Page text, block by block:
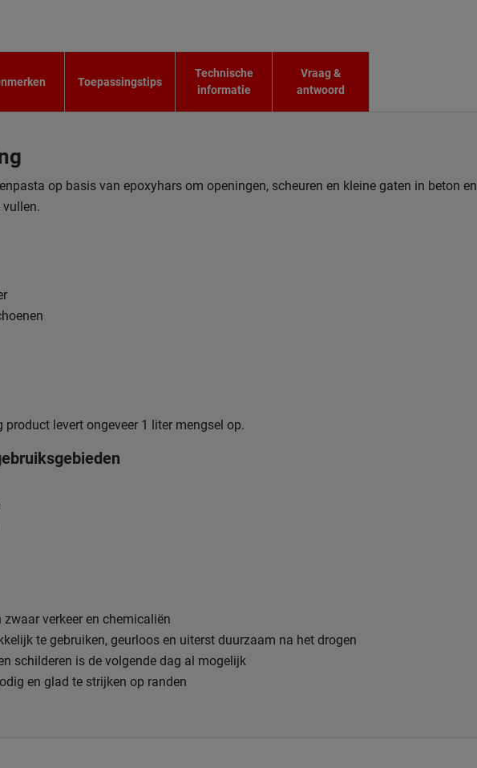
Toepassingstips
Technische
informatie
Vraag &
antwoord
op basis van epoxyhars om openingen, scheuren en kleine gaten in beton en
vullen.
product levert ongeveer 1 liter mengsel op.
zwaar verkeer en chemicaliën
te gebruiken, geurloos en uiterst duurzaam na het drogen
schilderen is de volgende dag al mogelijk
en glad te strijken op randen